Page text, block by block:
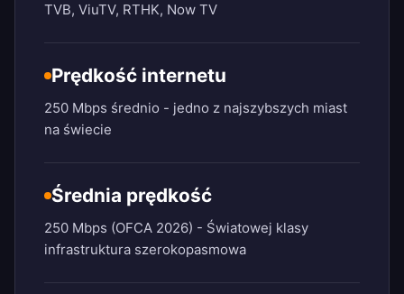
TVB, ViuTV, RTHK, Now TV
Prędkość internetu
250 Mbps średnio - jedno z najszybszych miast
na świecie
Średnia prędkość
250 Mbps (OFCA 2026) - Światowej klasy
infrastruktura szerokopasmowa